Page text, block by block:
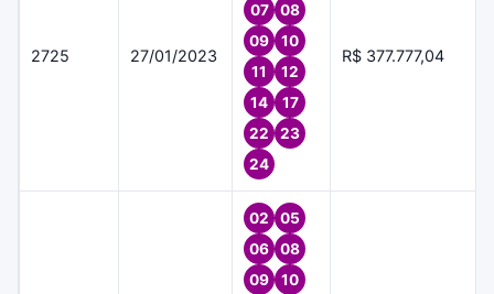
2725 27/01/2023
07
08
09
10
11
12
14
17
22
23
24
R$ 377.777,04
02
05
06
08
09
10